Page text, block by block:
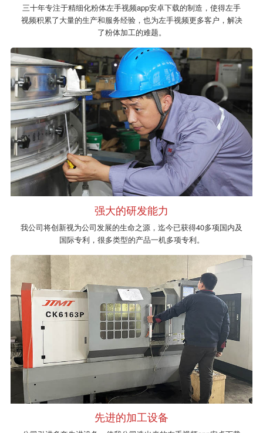
三十年专注于精细化粉体左手视频app安卓下载的制造，使得左手
视频积累了大量的生产和服务经验，也为左手视频更多客户，解决
了粉体加工的难题。
强大的研发能力
我公司将创新视为公司发展的生命之源，迄今已获得40多项国内及
国际专利，很多类型的产品一机多项专利。
先进的加工设备